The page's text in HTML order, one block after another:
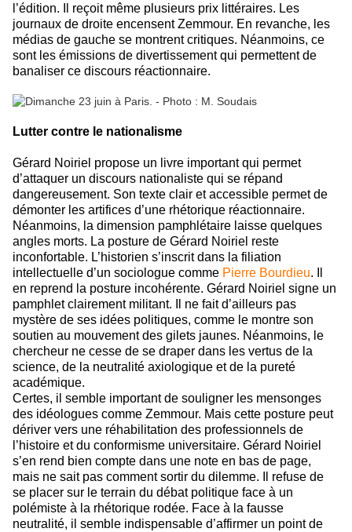
l’édition. Il reçoit même plusieurs prix littéraires. Les
journaux de droite encensent Zemmour. En revanche, les
médias de gauche se montrent critiques. Néanmoins, ce
sont les émissions de divertissement qui permettent de
banaliser ce discours réactionnaire.
Lutter contre le nationalisme
Gérard Noiriel propose un livre important qui permet
d’attaquer un discours nationaliste qui se répand
dangereusement. Son texte clair et accessible permet de
démonter les artifices d’une rhétorique réactionnaire.
Néanmoins, la dimension pamphlétaire laisse quelques
angles morts. La posture de Gérard Noiriel reste
inconfortable. L’historien s’inscrit dans la filiation
intellectuelle d’un sociologue comme Pierre Bourdieu. Il
en reprend la posture incohérente. Gérard Noiriel signe un
pamphlet clairement militant. Il ne fait d’ailleurs pas
mystère de ses idées politiques, comme le montre son
soutien au mouvement des gilets jaunes. Néanmoins, le
chercheur ne cesse de se draper dans les vertus de la
science, de la neutralité axiologique et de la pureté
académique.
Certes, il semble important de souligner les mensonges
des idéologues comme Zemmour. Mais cette posture peut
dériver vers une réhabilitation des professionnels de
l’histoire et du conformisme universitaire. Gérard Noiriel
s’en rend bien compte dans une note en bas de page,
mais ne sait pas comment sortir du dilemme. Il refuse de
se placer sur le terrain du débat politique face à un
polémiste à la rhétorique rodée. Face à la fausse
neutralité, il semble indispensable d’affirmer un point de